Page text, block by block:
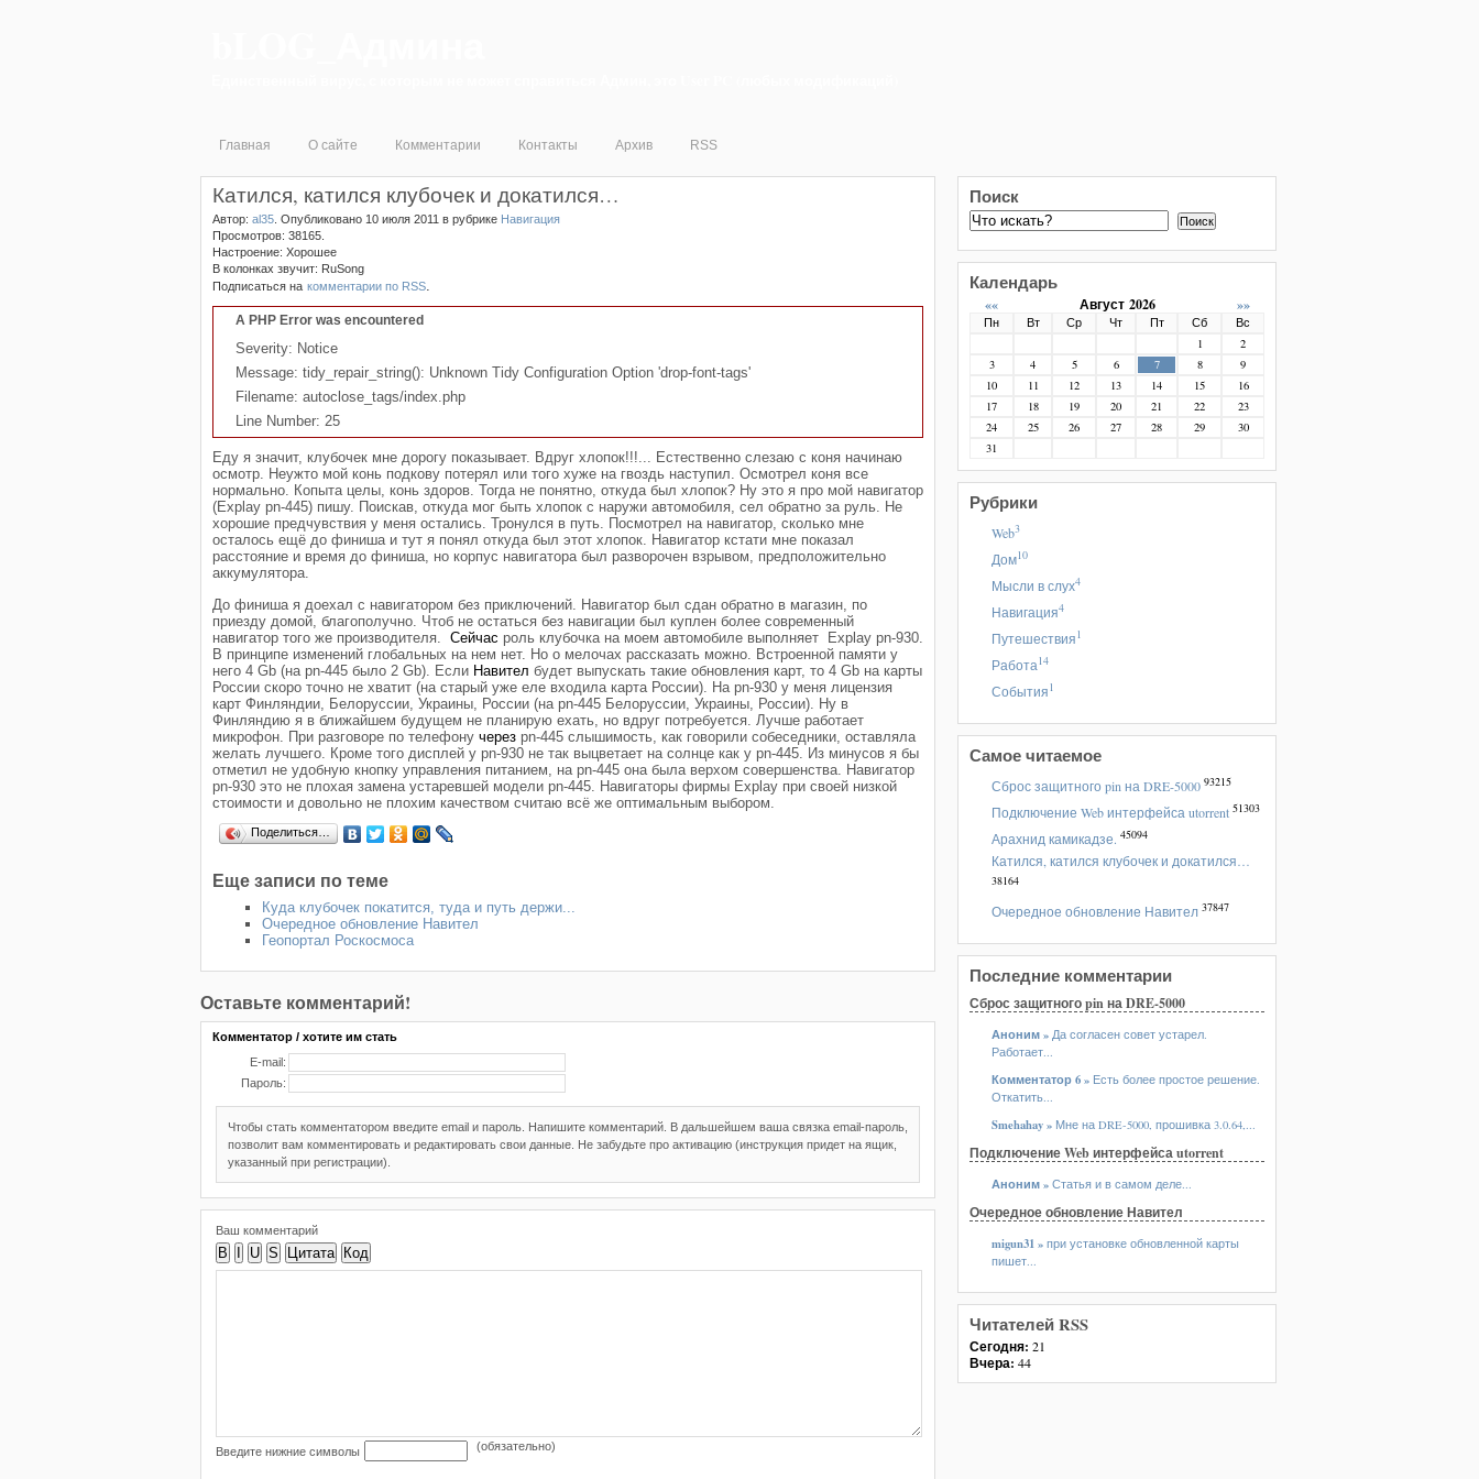
Главная О сайте Комментарии Контакты Архив RSS
Поиск
Поиск
Календарь
«« Август 2026 »»
Пн Вт Ср Чт Пт Сб
Вс
1
2
3
4 5 6 7 8
9
10
11 12 13 14 15
16
17
18 19 20 21 22
23
24
25 26 27 28 29
30
31
Рубрики
Web3
Дом10
Мысли в слух4
Навигация4
Путешествия1
Работа14
События1
Самое читаемое
Сброс защитного pin на DRE-5000 93215
Подключение Web интерфейса utorrent 51303
Арахнид камикадзе. 45094
Катился, катился клубочек и докатился…
38164
Очередное обновление Навител 37847
Последние комментарии
Сброс защитного pin на DRE-5000
Аноним » Да согласен совет устарел.
Работает...
Комментатор 6 » Есть более простое решение.
Откатить...
Smehahay » Мне на DRE-5000, прошивка 3.0.64,...
Подключение Web интерфейса utorrent
Аноним » Статья и в самом деле...
Очередное обновление Навител
migun31 » при установке обновленной карты
пишет...
Читателей RSS
Сегодня: 21
Вчера: 44
Катился, катился клубочек и докатился…
Автор: al35 Опубликовано 10 июля 2011 в рубрике Навигация
Просмотров: 38165.
Настроение: Хорошее
В колонках звучит: RuSong
Подписаться на комментарии по RSS.
A PHP Error was encountered
Severity: Notice
Message: tidy_repair_string(): Unknown Tidy Configuration Option 'drop-font-tags'
Filename: autoclose_tags/index.php
Line Number: 25
Еду я значит, клубочек мне дорогу показывает. Вдруг хлопок!!!... Естественно слезаю с коня начинаю
осмотр. Неужто мой конь подкову потерял или того хуже на гвоздь наступил. Осмотрел коня все
нормально. Копыта целы, конь здоров. Тогда не понятно, откуда был хлопок? Ну это я про мой навигатор
(Explay pn-445) пишу. Поискав, откуда мог быть хлопок с наружи автомобиля, сел обратно за руль. Не
хорошие предчувствия у меня остались. Тронулся в путь. Посмотрел на навигатор, сколько мне
осталось ещё до финиша и тут я понял откуда был этот хлопок. Навигатор кстати мне показал
расстояние и время до финиша, но корпус навигатора был разворочен взрывом, предположительно
аккумулятора.
До финиша я доехал с навигатором без приключений. Навигатор был сдан обратно в магазин, по
приезду домой, благополучно. Чтоб не остаться без навигации был куплен более современный
навигатор того же производителя. Сейчас роль клубочка на моем автомобиле выполняет Explay pn-930.
В принципе изменений глобальных на нем нет. Но о мелочах рассказать можно. Встроенной памяти у
него 4 Gb (на pn-445 было 2 Gb). Если Навител будет выпускать такие обновления карт, то 4 Gb на карты
России скоро точно не хватит (на старый уже еле входила карта России). На pn-930 у меня лицензия
карт Финляндии, Белоруссии, Украины, России (на pn-445 Белоруссии, Украины, России). Ну в
Финляндию я в ближайшем будущем не планирую ехать, но вдруг потребуется. Лучше работает
микрофон. При разговоре по телефону через pn-445 слышимость, как говорили собеседники, оставляла
желать лучшего. Кроме того дисплей у pn-930 не так выцветает на солнце как у pn-445. Из минусов я бы
отметил не удобную кнопку управления питанием, на pn-445 она была верхом совершенства. Навигатор
pn-930 это не плохая замена устаревшей модели pn-445. Навигаторы фирмы Explay при своей низкой
стоимости и довольно не плохим качеством считаю всё же оптимальным выбором.
Поделиться…
Еще записи по теме
Куда клубочек покатится, туда и путь держи...
Очередное обновление Навител
Геопортал Роскосмоса
Оставьте комментарий!
Комментатор / хотите им стать
E-mail:
Пароль:
Чтобы стать комментатором введите email и пароль. Напишите комментарий. В дальшейшем ваша связка email-пароль,
позволит вам комментировать и редактировать свои данные. Не забудьте про активацию (инструкция придет на ящик,
указанный при регистрации).
Ваш комментарий
B U S Цитата Код
Введите нижние символы (обязательно)